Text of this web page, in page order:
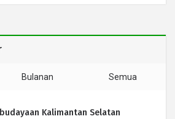
Bulanan Semua
Kalimantan Selatan